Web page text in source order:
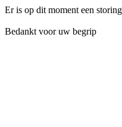
Er is op dit moment een
Bedankt voor uw begrip